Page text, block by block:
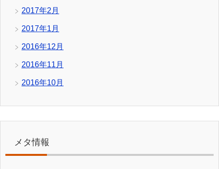
2017年2月
2017年1月
2016年12月
2016年11月
2016年10月
メタ情報